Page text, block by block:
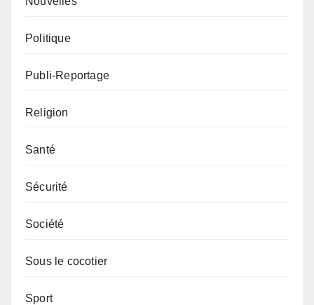
Politique
Publi-Reportage
Religion
Santé
Sécurité
Société
Sous le cocotier
Sport